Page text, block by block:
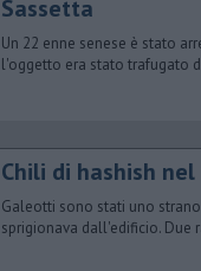
Sassetta
Un 22 enne senese è stato
l'oggetto era stato trafugato
Chili di hashish
Galeotti sono stati uno
sprigionava dall'edificio. Due